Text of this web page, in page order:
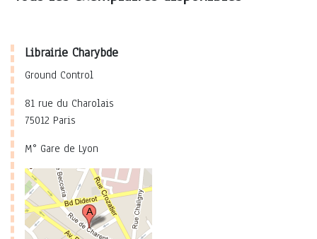
Librairie Charybde
Ground Control
81 rue du Charolais
75012 Paris
M° Gare de Lyon